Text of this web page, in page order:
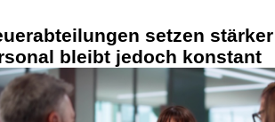
setzen
bleibt jedoch konstant